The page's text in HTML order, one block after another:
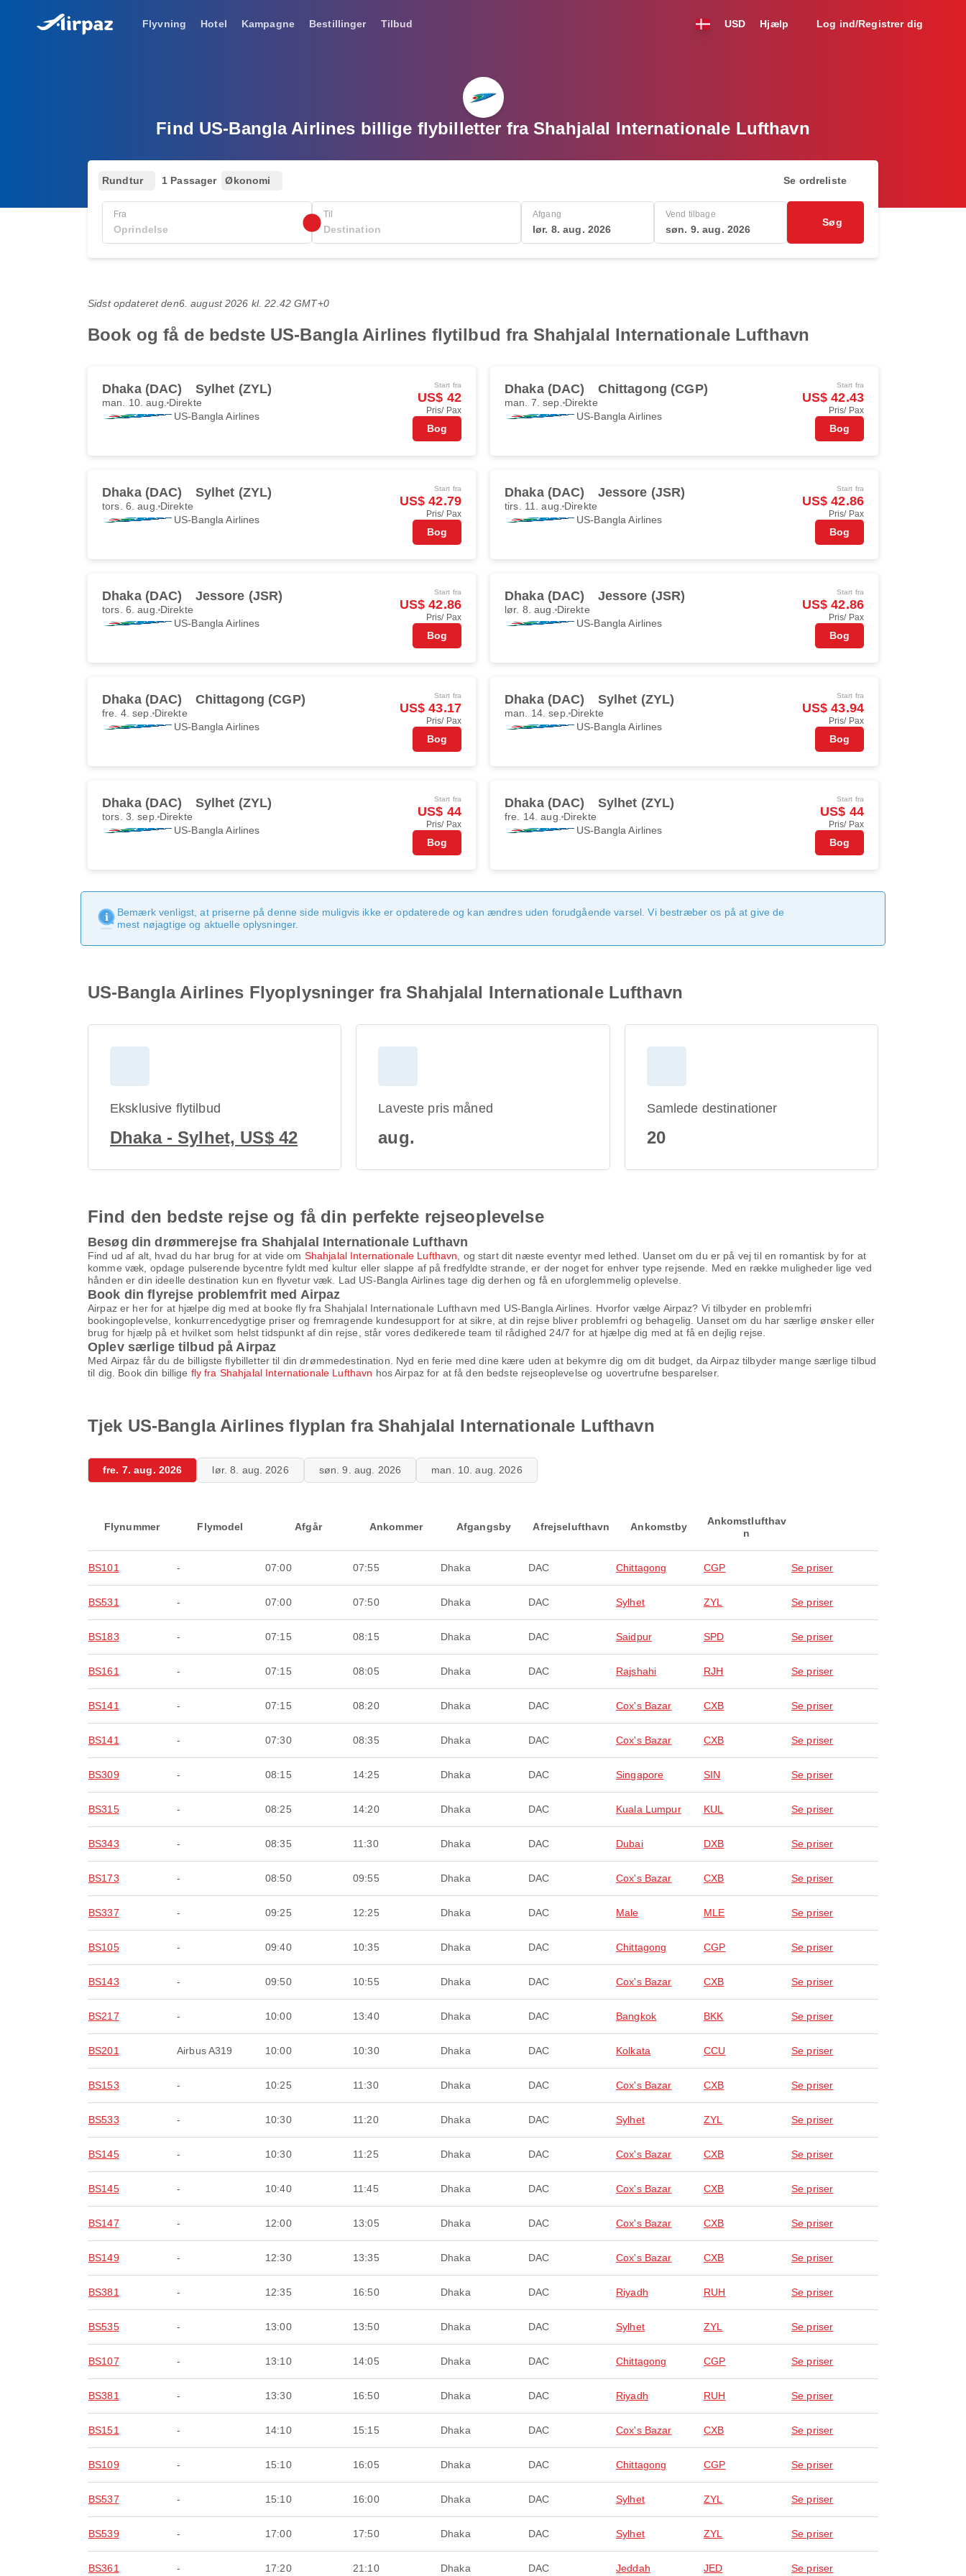
Flyvning Hotel Kampagne Bestillinger Tilbud USD Hjælp Log ind/Registrer dig
Find US-Bangla Airlines billige flybilletter fra Shahjalal Internationale Lufthavn
Rundtur 1 Passager Økonomi Se ordreliste
Fra Til Afgang
lør. 8. aug. 2026
Vend tilbage
søn. 9. aug. 2026
Søg
Sidst opdateret den6. august 2026 kl. 22.42 GMT+0
Book og få de bedste US-Bangla Airlines flytilbud fra Shahjalal Internationale Lufthavn
Dhaka (DAC) Sylhet (ZYL)
man. 10. aug. Direkte
US-Bangla Airlines
Start fra
US$ 42
Pris/ Pax
Bog
Dhaka (DAC) Chittagong (CGP)
man. 7. sep. Direkte
US-Bangla Airlines
Start fra
US$ 42.43
Pris/ Pax
Bog
Dhaka (DAC) Sylhet (ZYL)
tors. 6. aug. Direkte
US-Bangla Airlines
Start fra
US$ 42.79
Pris/ Pax
Bog
Dhaka (DAC) Jessore (JSR)
tirs. 11. aug. Direkte
US-Bangla Airlines
Start fra
US$ 42.86
Pris/ Pax
Bog
Dhaka (DAC) Jessore (JSR)
tors. 6. aug. Direkte
US-Bangla Airlines
Start fra
US$ 42.86
Pris/ Pax
Bog
Dhaka (DAC) Jessore (JSR)
lør. 8. aug. Direkte
US-Bangla Airlines
Start fra
US$ 42.86
Pris/ Pax
Bog
Dhaka (DAC) Chittagong (CGP)
fre. 4. sep. Direkte
US-Bangla Airlines
Start fra
US$ 43.17
Pris/ Pax
Bog
Dhaka (DAC) Sylhet (ZYL)
man. 14. sep. Direkte
US-Bangla Airlines
Start fra
US$ 43.94
Pris/ Pax
Bog
Dhaka (DAC) Sylhet (ZYL)
tors. 3. sep. Direkte
US-Bangla Airlines
Start fra
US$ 44
Pris/ Pax
Bog
Dhaka (DAC) Sylhet (ZYL)
fre. 14. aug. Direkte
US-Bangla Airlines
Start fra
US$ 44
Pris/ Pax
Bog
Bemærk venligst, at priserne på denne side muligvis ikke er opdaterede og kan ændres uden forudgående varsel. Vi bestræber os på at give de
mest nøjagtige og aktuelle oplysninger.
US-Bangla Airlines Flyoplysninger fra Shahjalal Internationale Lufthavn
Eksklusive flytilbud
Dhaka - Sylhet, US$ 42
Laveste pris måned
aug.
Samlede destinationer
20
Find den bedste rejse og få din perfekte rejseoplevelse
Besøg din drømmerejse fra Shahjalal Internationale Lufthavn
Find ud af alt, hvad du har brug for at vide om Shahjalal Internationale Lufthavn , og start dit næste eventyr med lethed. Uanset om du er på vej til en romantisk by for at
komme væk, opdage pulserende bycentre fyldt med kultur eller slappe af på fredfyldte strande, er der noget for enhver type rejsende. Med en række muligheder lige ved
hånden er din ideelle destination kun en flyvetur væk. Lad US-Bangla Airlines tage dig derhen og få en uforglemmelig oplevelse.
Book din flyrejse problemfrit med Airpaz
Airpaz er her for at hjælpe dig med at booke fly fra Shahjalal Internationale Lufthavn med US-Bangla Airlines. Hvorfor vælge Airpaz? Vi tilbyder en problemfri
bookingoplevelse, konkurrencedygtige priser og fremragende kundesupport for at sikre, at din rejse bliver problemfri og behagelig. Uanset om du har særlige ønsker eller
brug for hjælp på et hvilket som helst tidspunkt af din rejse, står vores dedikerede team til rådighed 24/7 for at hjælpe dig med at få en dejlig rejse.
Oplev særlige tilbud på Airpaz
Med Airpaz får du de billigste flybilletter til din drømmedestination. Nyd en ferie med dine kære uden at bekymre dig om dit budget, da Airpaz tilbyder mange særlige tilbud
til dig. Book din billige fly fra Shahjalal Internationale Lufthavn hos Airpaz for at få den bedste rejseoplevelse og uovertrufne besparelser.
Tjek US-Bangla Airlines flyplan fra Shahjalal Internationale Lufthavn
fre. 7. aug. 2026 lør. 8. aug. 2026 søn. 9. aug. 2026 man. 10. aug. 2026
Flynummer Flymodel Afgår Ankommer Afgangsby Afrejselufthavn Ankomstby
Ankomstlufthav
n
BS101 - 07:00 07:55 Dhaka DAC Chittagong CGP Se priser
BS531 - 07:00 07:50 Dhaka DAC Sylhet ZYL Se priser
BS183 - 07:15 08:15 Dhaka DAC Saidpur SPD Se priser
BS161 - 07:15 08:05 Dhaka DAC Rajshahi RJH Se priser
BS141 - 07:15 08:20 Dhaka DAC Cox's Bazar CXB Se priser
BS141 - 07:30 08:35 Dhaka DAC Cox's Bazar CXB Se priser
BS309 - 08:15 14:25 Dhaka DAC Singapore SIN Se priser
BS315 - 08:25 14:20 Dhaka DAC Kuala Lumpur KUL Se priser
BS343 - 08:35 11:30 Dhaka DAC Dubai DXB Se priser
BS173 - 08:50 09:55 Dhaka DAC Cox's Bazar CXB Se priser
BS337 - 09:25 12:25 Dhaka DAC Male MLE Se priser
BS105 - 09:40 10:35 Dhaka DAC Chittagong CGP Se priser
BS143 - 09:50 10:55 Dhaka DAC Cox's Bazar CXB Se priser
BS217 - 10:00 13:40 Dhaka DAC Bangkok BKK Se priser
BS201 Airbus A319 10:00 10:30 Dhaka DAC Kolkata CCU Se priser
BS153 - 10:25 11:30 Dhaka DAC Cox's Bazar CXB Se priser
BS533 - 10:30 11:20 Dhaka DAC Sylhet ZYL Se priser
BS145 - 10:30 11:25 Dhaka DAC Cox's Bazar CXB Se priser
BS145 - 10:40 11:45 Dhaka DAC Cox's Bazar CXB Se priser
BS147 - 12:00 13:05 Dhaka DAC Cox's Bazar CXB Se priser
BS149 - 12:30 13:35 Dhaka DAC Cox's Bazar CXB Se priser
BS381 - 12:35 16:50 Dhaka DAC Riyadh RUH Se priser
BS535 - 13:00 13:50 Dhaka DAC Sylhet ZYL Se priser
BS107 - 13:10 14:05 Dhaka DAC Chittagong CGP Se priser
BS381 - 13:30 16:50 Dhaka DAC Riyadh RUH Se priser
BS151 - 14:10 15:15 Dhaka DAC Cox's Bazar CXB Se priser
BS109 - 15:10 16:05 Dhaka DAC Chittagong CGP Se priser
BS537 - 15:10 16:00 Dhaka DAC Sylhet ZYL Se priser
BS539 - 17:00 17:50 Dhaka DAC Sylhet ZYL Se priser
BS361 - 17:20 21:10 Dhaka DAC Jeddah JED Se priser